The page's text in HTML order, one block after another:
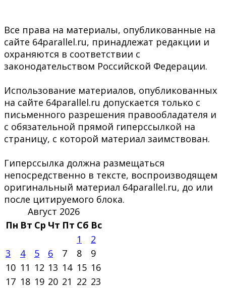
Все права на материалы, опубликованные на
сайте 64parallel.ru, принадлежат редакции и
охраняются в соответствии с
законодательством Российской Федерации.
Использование материалов, опубликованных
на сайте 64parallel.ru допускается только с
письменного разрешения правообладателя и
с обязательной прямой гиперссылкой на
страницу, с которой материал заимствован.
Гиперссылка должна размещаться
непосредственно в тексте, воспроизводящем
оригинальный материал 64parallel.ru, до или
после цитируемого блока.
Август 2026
Пн Вт Ср Чт Пт Сб Вс
1
2
3
4 5 6 7 8
9
10 11 12 13 14 15 16
17 18 19 20 21 22 23